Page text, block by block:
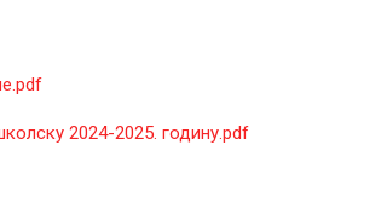
2024-2025. годину.pdf